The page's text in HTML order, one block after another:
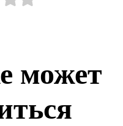
может